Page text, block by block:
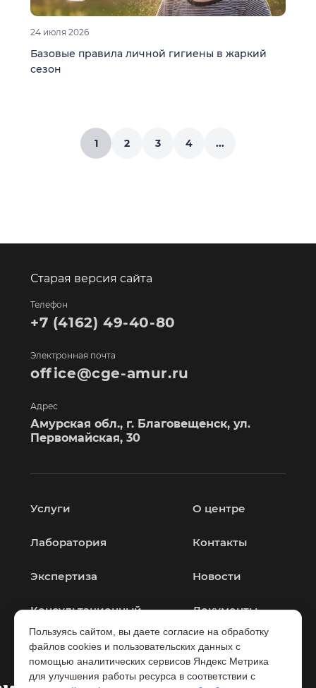
24 июля 2026
Базовые правила личной гигиены в жаркий
сезон
1 2 3 4 ...
Старая версия сайта
Телефон
+7 (4162) 49-40-80
Электронная почта
office@cge-amur.ru
Адрес
Амурская обл., г. Благовещенск, ул.
Первомайская, 30
Услуги
Лаборатория
Экспертиза
Консультационный
О центре
Контакты
Новости
Документы
Пользуясь сайтом, вы даете согласие на обработку
файлов cookies и пользовательских данных с
помощью аналитических сервисов Яндекс Метрика
для улучшения работы ресурса в соответствии с